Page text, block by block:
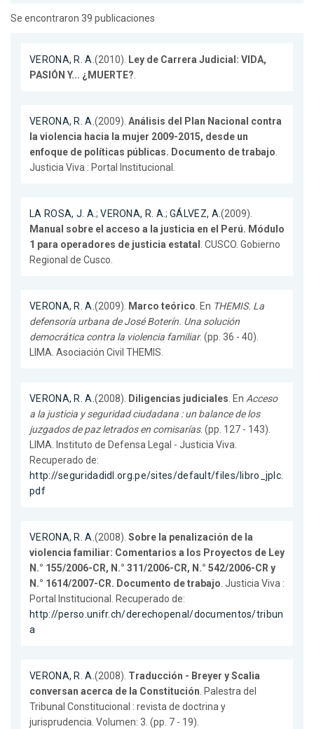
Se encontraron 39 publicaciones
VERONA, R. A.(2010). Ley de Carrera Judicial: VIDA,
PASIÓN Y... ¿MUERTE?.
VERONA, R. A.(2009). Análisis del Plan Nacional contra
la violencia hacia la mujer 2009-2015, desde un
enfoque de políticas públicas. Documento de trabajo.
Justicia Viva : Portal Institucional.
LA ROSA, J. A.;VERONA, R. A.;GÁLVEZ, A.(2009).
Manual sobre el acceso a la justicia en el Perú. Módulo
1 para operadores de justicia estatal . CUSCO. Gobierno
Regional de Cusco.
VERONA, R. A.(2009). Marco teórico. En THEMIS. La
defensoría urbana de José Boterín. Una solución
democrática contra la violencia familiar. (pp. 36 - 40).
LIMA. Asociación Civil THEMIS.
VERONA, R. A.(2008). Diligencias judiciales. En Acceso
a la justicia y seguridad ciudadana : un balance de los
juzgados de paz letrados en comisarías. (pp. 127 - 143).
LIMA. Instituto de Defensa Legal - Justicia Viva.
Recuperado de:
http://seguridadidl.org.pe/sites/default/files/libro_jplc.
pdf
VERONA, R. A.(2008). Sobre la penalización de la
violencia familiar: Comentarios a los Proyectos de Ley
N.° 155/2006-CR, N.° 311/2006-CR, N.° 542/2006-CR y
N.° 1614/2007-CR. Documento de trabajo. Justicia Viva :
Portal Institucional. Recuperado de:
http://perso.unifr.ch/derechopenal/documentos/tribun
a
VERONA, R. A.(2008). Traducción - Breyer y Scalia
conversan acerca de la Constitución. Palestra del
Tribunal Constitucional : revista de doctrina y
jurisprudencia. Volumen: 3. (pp. 7 - 19).